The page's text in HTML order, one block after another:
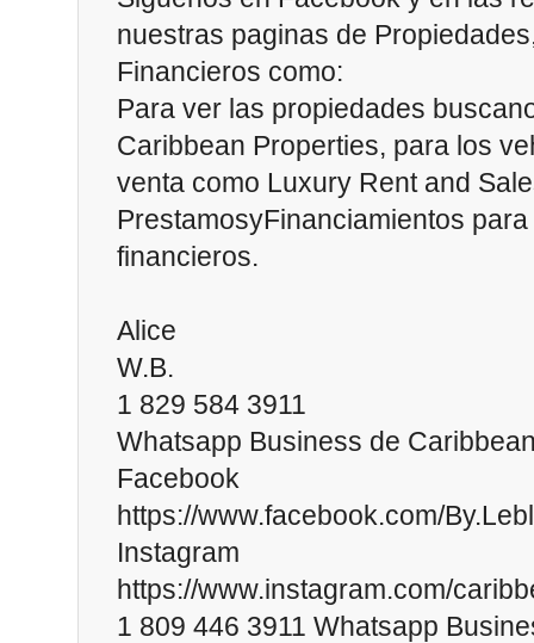
nuestras paginas de
Financieros como:
Para ver las propiedades
Caribbean Properties, para los
venta como Luxury Rent and
PrestamosyFinanciamientos
financieros.
Alice
W.B.
1 829 584 3911
Whatsapp Business de
Facebook
https://www.facebook.com/
Instagram
https://www.instagram.com/
1 809 446 3911 Whatsapp